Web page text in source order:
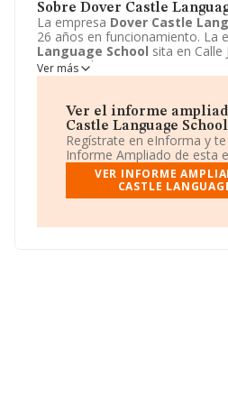
Sobre Dover Castle
La empresa Dover Castle
26 años en funcionamiento. La
Language School sita en Calle
Corvera de Asturias, Asturias. La
compañía es 8559 - Otra
Comunidad de bienes.
Ver más
Ver el informe
Castle Language
Regístrate en eInforma y
Informe Ampliado de esta
VER INFORME
CASTLE